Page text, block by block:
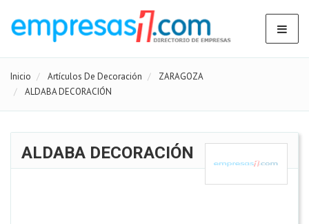
Inicio Artículos De Decoración
ZARAGOZA
ALDABA DECORACIÓN
ALDABA DECORACIÓN